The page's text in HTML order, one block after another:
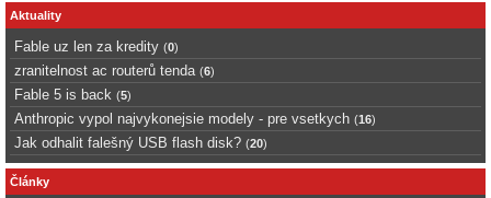
Aktuality
Fable uz len za kredity (0)
zranitelnost ac routerů tenda (6)
Fable 5 is back (5)
Anthropic vypol najvykonejsie modely - pre vsetkych (16)
Jak odhalit falešný USB flash disk? (20)
Články